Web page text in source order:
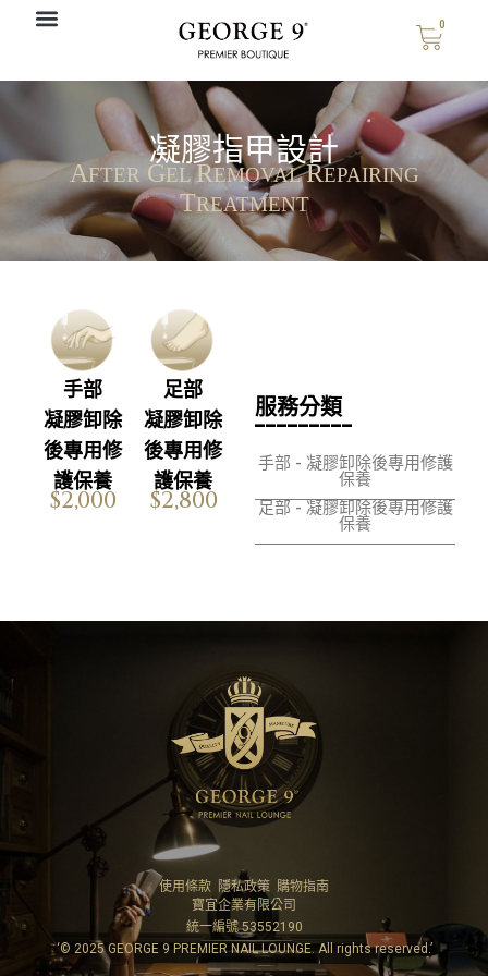
0
凝膠指甲設計
AFTER GELREMOVALREPAIRING
TREATMENT
服務分類
_________
手部 - 凝膠卸除後專用修護
保養
足部 - 凝膠卸除後專用修護
保養
手部
凝膠卸除
後專用修
護保養
$2,000
足部
凝膠卸除
後專用修
護保養
$2,800
使用條款 隱私政策 購物指南
寶宜企業有限公司
統一編號 53552190
‘© 2025 GEORGE 9 PREMIER NAIL LOUNGE. All rights reserved.’